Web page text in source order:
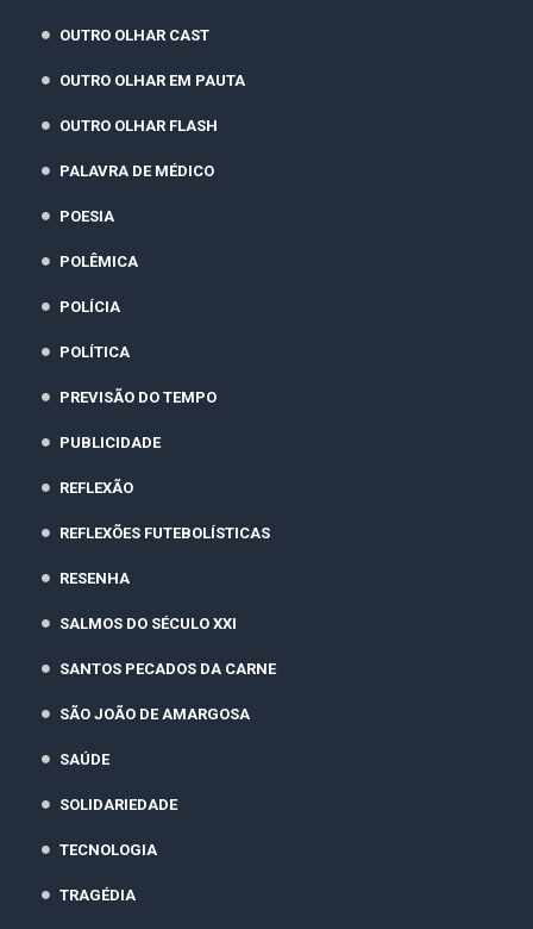
OUTRO OLHAR CAST
OUTRO OLHAR EM PAUTA
OUTRO OLHAR FLASH
PALAVRA DE MÉDICO
POESIA
POLÊMICA
POLÍCIA
POLÍTICA
PREVISÃO DO TEMPO
PUBLICIDADE
REFLEXÃO
REFLEXÕES FUTEBOLÍSTICAS
RESENHA
SALMOS DO SÉCULO XXI
SANTOS PECADOS DA CARNE
SÃO JOÃO DE AMARGOSA
SAÚDE
SOLIDARIEDADE
TECNOLOGIA
TRAGÉDIA